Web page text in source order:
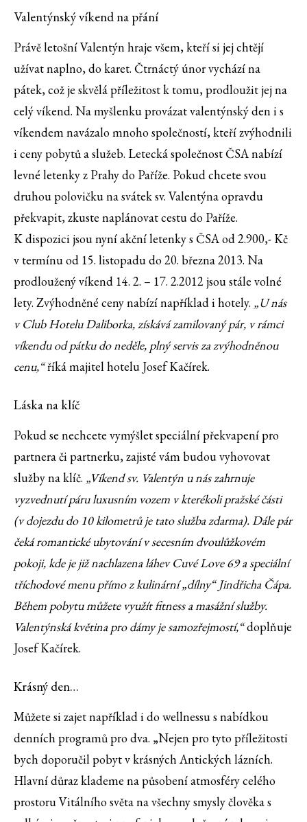
Valentýnský víkend na přání
Právě letošní Valentýn hraje všem, kteří si jej chtějí
užívat naplno, do karet. Čtrnáctý únor vychází na
pátek, což je skvělá příležitost k tomu, prodloužit jej na
celý víkend. Na myšlenku provázat valentýnský den i s
víkendem navázalo mnoho společností, kteří zvýhodnili
i ceny pobytů a služeb. Letecká společnost ČSA nabízí
levné letenky z Prahy do Paříže. Pokud chcete svou
druhou polovičku na svátek sv. Valentýna opravdu
překvapit, zkuste naplánovat cestu do Paříže.
K dispozici jsou nyní akční letenky s ČSA od 2.900,- Kč
v termínu od 15. listopadu do 20. března 2013. Na
prodloužený víkend 14. 2. – 17. 2.2012 jsou stále volné
lety. Zvýhodněné ceny nabízí například i hotely. „U nás
v Club Hotelu Daliborka, získává zamilovaný pár, v rámci
víkendu od pátku do neděle, plný servis za zvýhodněnou
cenu,“říká majitel hotelu Josef Kačírek.
Láska na klíč
Pokud se nechcete vymýšlet speciální překvapení pro
partnera či partnerku, zajisté vám budou vyhovovat
služby na klíč. „Víkend sv. Valentýn u nás zahrnuje
vyzvednutí páru luxusním vozem v kterékoli pražské části
(v dojezdu do 10 kilometrů je tato služba zdarma). Dále pár
čeká romantické ubytování v secesním dvoulůžkovém
pokoji, kde je již nachlazena láhev Cuvé Love 69 a speciální
tříchodové menu přímo z kulinární „dílny“ Jindřicha Čápa.
Během pobytu můžete využít fitness a masážní služby.
Valentýnská květina pro dámy je samozřejmostí,“doplňuje
Josef Kačírek.
Krásný den…
Můžete si zajet například i do wellnessu s nabídkou
denních programů pro dva. „Nejen pro tyto příležitosti
bych doporučil pobyt v krásných Antických lázních.
Hlavní důraz klademe na působení atmosféry celého
prostoru Vitálního světa na všechny smysly člověka s